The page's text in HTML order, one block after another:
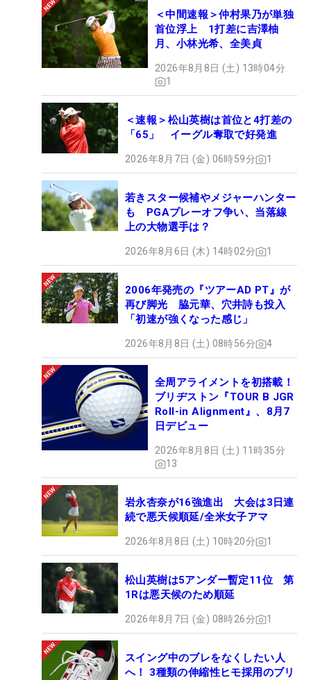
＜中間速報＞仲村果乃が単独
首位浮上 1打差に吉澤柚
月、小林光希、全美貞
2026年8月8日 (土) 13時04分
1
＜速報＞松山英樹は首位と4打差の
「65」 イーグル奪取で好発進
2026年8月7日 (金) 06時59分 1
若きスター候補やメジャーハンター
も PGAプレーオフ争い、当落線
上の大物選手は？
2026年8月6日 (木) 14時02分 1
2006年発売の『ツアーAD PT』が
再び脚光 脇元華、穴井詩も投入
「初速が強くなった感じ」
2026年8月8日 (土) 08時56分 4
全周アライメントを初搭載！
ブリヂストン『TOUR B JGR
Roll-in Alignment』、8月7
日デビュー
2026年8月8日 (土) 11時35分
13
岩永杏奈が16強進出 大会は3日連
続で悪天候順延/全米女子アマ
2026年8月8日 (土) 10時20分 1
松山英樹は5アンダー暫定11位 第
1Rは悪天候のため順延
2026年8月7日 (金) 08時26分 1
スイング中のブレをなくしたい人
へ！ 3種類の伸縮性ヒモ採用のブリ